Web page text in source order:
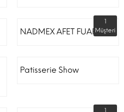
NADMEX AFET FUARI
1
Müşteri
Patisserie Show
1